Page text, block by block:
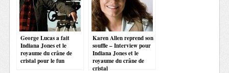
George Lucas a fait
Indiana Jones et le
royaume du crâne de
cristal pour le fun
Karen Allen reprend son
souffle – Interview pour
Indiana Jones et le
royaume du crâne de
cristal